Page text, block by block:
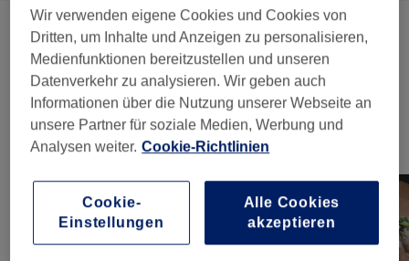
Maniküre & Pediküre (5) ab 10 €
Nagelmodellage (4) ab 15 €
Unsere Arbeit
Wir verwenden eigene Cookies und Cookies von
Dritten, um Inhalte und Anzeigen zu personalisieren,
Medienfunktionen bereitzustellen und unseren
Datenverkehr zu analysieren. Wir geben auch
Informationen über die Nutzung unserer Webseite an
unsere Partner für soziale Medien, Werbung und
Analysen weiter. Cookie-Richtlinien
Cookie-
Einstellungen
Alle Cookies
akzeptieren